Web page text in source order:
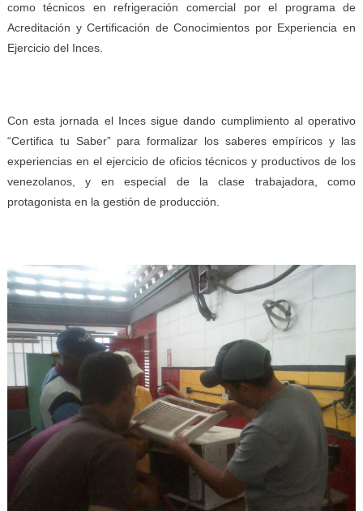
como técnicos en refrigeración comercial por el programa de
Acreditación y Certificación de Conocimientos por Experiencia en
Ejercicio del Inces.
Con esta jornada el Inces sigue dando cumplimiento al operativo
“Certifica tu Saber” para formalizar los saberes empíricos y las
experiencias en el ejercicio de oficios técnicos y productivos de los
venezolanos, y en especial de la clase trabajadora, como
protagonista en la gestión de producción.